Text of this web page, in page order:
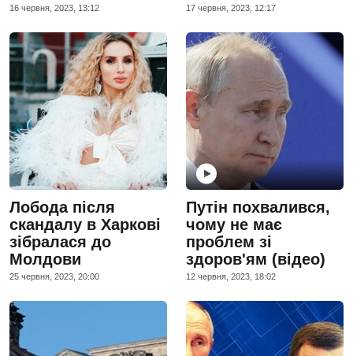
16 червня, 2023, 13:12 17 червня, 2023, 12:17
Лобода після
скандалу в Харкові
зібралася до
Молдови
25 червня, 2023, 20:00
Путін похвалився,
чому не має
проблем зі
здоров'ям (відео)
12 червня, 2023, 18:02